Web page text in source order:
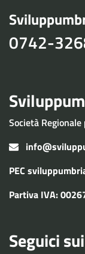
0742-
Società
PEC
Partiva IVA:
Seguici